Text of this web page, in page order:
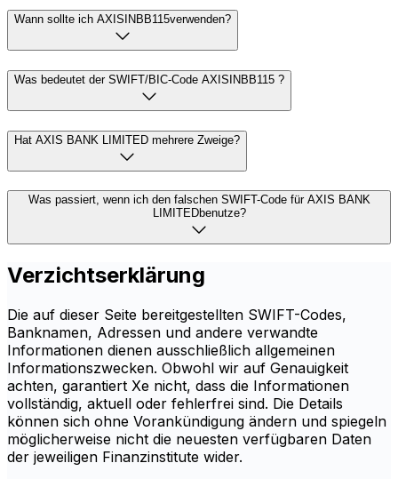
Wann sollte ich AXISINBB115verwenden?
Was bedeutet der SWIFT/BIC-Code AXISINBB115 ?
Hat AXIS BANK LIMITED mehrere Zweige?
Was passiert, wenn ich den falschen SWIFT-Code für AXIS BANK
LIMITEDbenutze?
Verzichtserklärung
Die auf dieser Seite bereitgestellten SWIFT-Codes,
Banknamen, Adressen und andere verwandte
Informationen dienen ausschließlich allgemeinen
Informationszwecken. Obwohl wir auf Genauigkeit
achten, garantiert Xe nicht, dass die Informationen
vollständig, aktuell oder fehlerfrei sind. Die Details
können sich ohne Vorankündigung ändern und spiegeln
möglicherweise nicht die neuesten verfügbaren Daten
der jeweiligen Finanzinstitute wider.